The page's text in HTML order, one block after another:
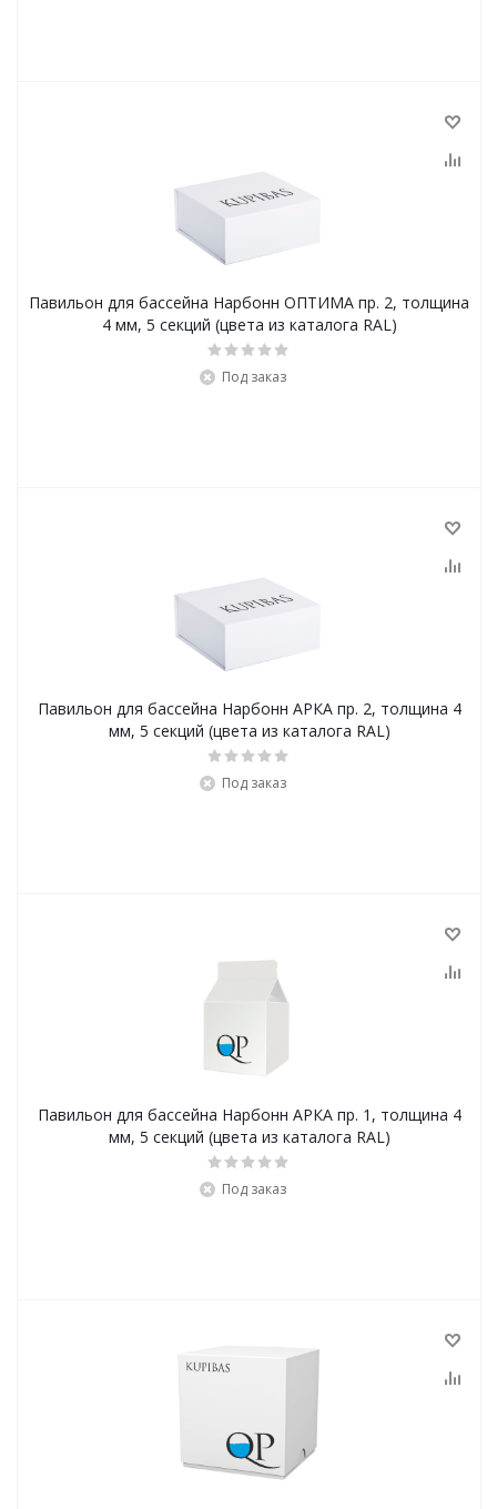
Павильон для бассейна Нарбонн ОПТИМА пр. 2, толщина
4 мм, 5 секций (цвета из каталога RAL)
Под заказ
Павильон для бассейна Нарбонн АРКА пр. 2, толщина 4
мм, 5 секций (цвета из каталога RAL)
Под заказ
Павильон для бассейна Нарбонн АРКА пр. 1, толщина 4
мм, 5 секций (цвета из каталога RAL)
Под заказ